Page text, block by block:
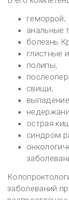
геморрой;
анальные
болезнь
глистные
полипы;
свищи;
острая
синдром
заболеваний